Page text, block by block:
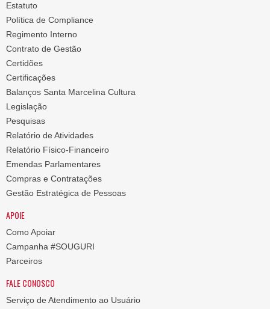
Estatuto
Política de Compliance
Regimento Interno
Contrato de Gestão
Certidões
Certificações
Balanços Santa Marcelina Cultura
Legislação
Pesquisas
Relatório de Atividades
Relatório Físico-Financeiro
Emendas Parlamentares
Compras e Contratações
Gestão Estratégica de Pessoas
APOIE
Como Apoiar
Campanha #SOUGURI
Parceiros
FALE CONOSCO
Serviço de Atendimento ao Usuário